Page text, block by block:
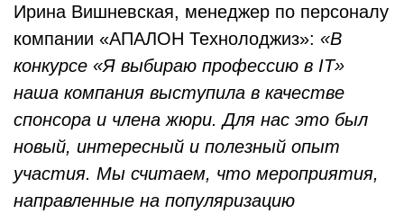
Ирина Вишневская, менеджер по персоналу
компании «АПАЛОН Технолоджиз»: «В
конкурсе «Я выбираю профессию в IT»
наша компания выступила в качестве
спонсора и члена жюри. Для нас это был
новый, интересный и полезный опыт
участия. Мы считаем, что мероприятия,
направленные на популяризацию